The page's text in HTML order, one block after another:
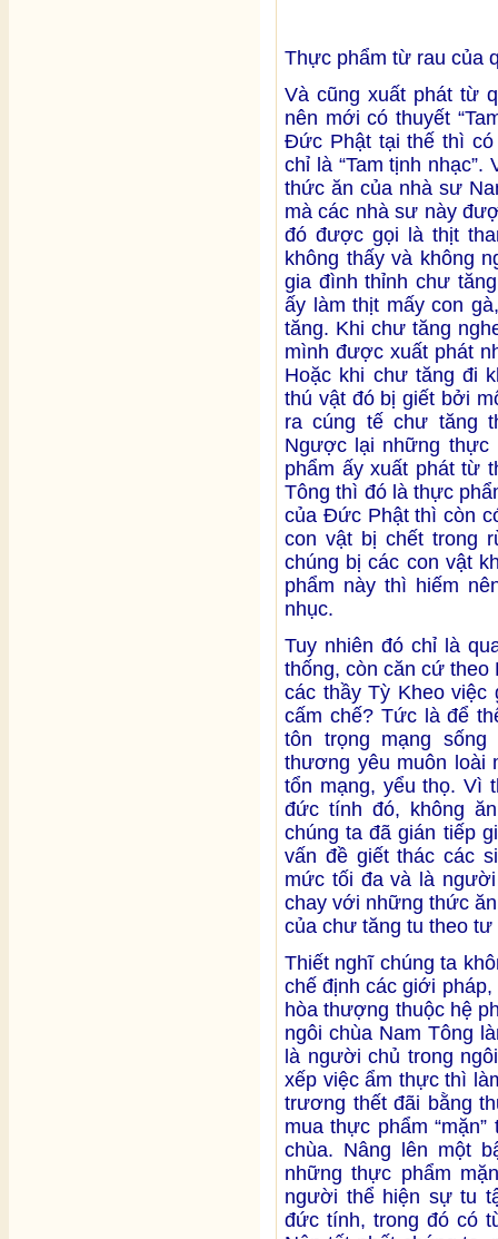
Thực phẩm từ rau của
Và cũng xuất phát từ
nên mới có thuyết
Đức Phật tại thế thì có
chỉ là “Tam tịnh nhạc”.
thức ăn của nhà sư
mà các nhà sư này
đó được gọi là thịt
không thấy và không
gia đình thỉnh chư
ấy làm thịt mấy con
tăng. Khi chư tăng
mình được xuất phát
Hoặc khi chư tăng đi
thú vật đó bị giết bởi
ra cúng tế chư tăng
Ngược lại những thực
phẩm ấy xuất phát từ
Tông thì đó là thực
của Đức Phật thì còn
con vật bị chết trong
chúng bị các con vật
phẩm này thì hiếm
nhục.
Tuy nhiên đó chỉ là
thống, còn căn cứ
các thầy Tỳ Kheo việc
cấm chế? Tức là để
tôn trọng mạng
thương yêu muôn loài
tổn mạng, yểu thọ. Vì
đức tính đó, không
chúng ta đã gián tiếp
vấn đề giết thác các
mức tối đa và là
chay với những thức
của chư tăng tu theo
Thiết nghĩ chúng ta
chế định các giới
hòa thượng thuộc hệ
ngôi chùa Nam Tông
là người chủ trong
xếp việc ẩm thực thì
trương thết đãi bằng
mua thực phẩm
chùa. Nâng lên một
những thực phẩm
người thể hiện sự tu
đức tính, trong đó có